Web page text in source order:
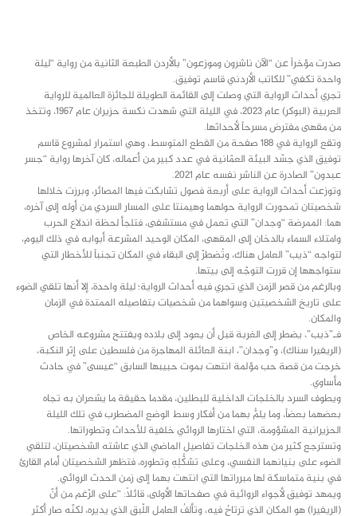
صدرت مؤخراً عن “الآن ناشرون وموزعون” بالأردن الطبعة الثانية من رواية “ليلة
واحدة تكفي” للكاتب الأردني قاسم توفيق.
تجري أحداث الرواية التي وصلت إلى القائمة الطويلة للجائزة العالمية للرواية
العربية (البوكر) عام 2023، في الليلة التي شهدت نكسة حزيران عام 1967، وتتخذ
من مقهى مفترض مسرحاً لأحداثها.
وتقع الرواية في 188 صفحة من القطع المتوسط، وهي استمرار لمشروع قاسم
توفيق الذي جسّد البيئة العمّانية في عدد كبير من أعماله، كان آخرها رواية “جسر
عبدون” الصادرة عن الناشر نفسه عام 2021.
وتوزعت أحداث الرواية على أربعة فصول تشابكت فيها المصائر، وبرزت خلالها
شخصيتان تمحورت الرواية حولهما وهيمنتا على المسار السردي من أوله إلى آخره،
هما: الممرضة “وجدان” التي تعمل في مستشفى، فتلجأ لحظة اندلاع الحرب
وامتلاء السماء بالدخان إلى المقهى، المكان الوحيد المشرعة أبوابه في ذلك اليوم،
لتواجه “ذيب” العامل هناك، وتُضطرّ إلى البقاء في المكان تجنباً للأخطار التي
ستواجهها إن قررت التوجّه إلى بيتها.
وبالرغم من قصر الزمن الذي تجري فيه أحداث الرواية؛ ليلة واحدة، إلا أنها تلقي الضوء
على تاريخ الشخصيتين وسواهما من شخصيات بتفاصيله الممتدة في الزمان
والمكان.
فـ”ذيب”، يضطر إلى الغربة قبل أن يعود إلى بلاده ويفتتح مشروعه الخاص
(الريفيرا سناك)، و”وجدان”، ابنة العائلة المهاجرة من فلسطين على إثر النكبة،
خرجت من قصة حب مؤلمة انتهت بموت حبيبها السابق “عيسى” في حادث
مأساوي.
ويطوف السرد بالخلجات الداخلية للبطلين، مقدما حقيقة ما يشعران به تجاه
بعضهما بعضاً، وما يلمُّ بهما من أفكار وسط الوضع المضطرب في تلك الليلة
الحزيرانية المشؤومة، التي اختارها الروائي خلفية للأحداث وتطوراتها.
وتسترجع كثير من هذه الخلجات تفاصيل الماضي الذي عاشته الشخصيتان، لتلقي
الضوء على بنيانهما النفسي، وعلى تشكُّلِهِ وتطوره، فتظهر الشخصيتان أمام القارئ
في بنية متماسكة لها مبرراتها التي انتهت بهما إلى زمن الحدث الروائي.
ويمهد توفيق لأجواء الروائية في صفحاتها الأولى، قائلاً: “على الرّغم من أنّ
(الريفيرا) هو المكان الذي ترتاحُ فيه، وتألفُ العامل اللّبق الذي يديره، لكنّه صار أكثر